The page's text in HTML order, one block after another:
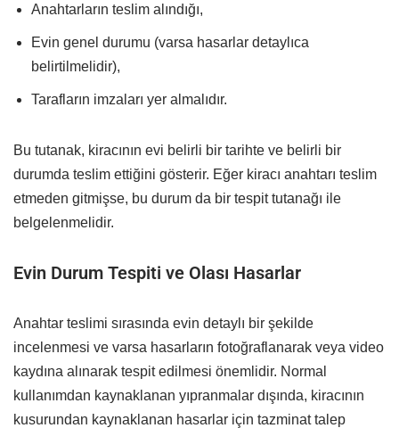
Anahtarların teslim alındığı,
Evin genel durumu (varsa hasarlar detaylıca
belirtilmelidir),
Tarafların imzaları yer almalıdır.
Bu tutanak, kiracının evi belirli bir tarihte ve belirli bir
durumda teslim ettiğini gösterir. Eğer kiracı anahtarı teslim
etmeden gitmişse, bu durum da bir tespit tutanağı ile
belgelenmelidir.
Evin Durum Tespiti ve Olası Hasarlar
Anahtar teslimi sırasında evin detaylı bir şekilde
incelenmesi ve varsa hasarların fotoğraflanarak veya video
kaydına alınarak tespit edilmesi önemlidir. Normal
kullanımdan kaynaklanan yıpranmalar dışında, kiracının
kusurundan kaynaklanan hasarlar için tazminat talep